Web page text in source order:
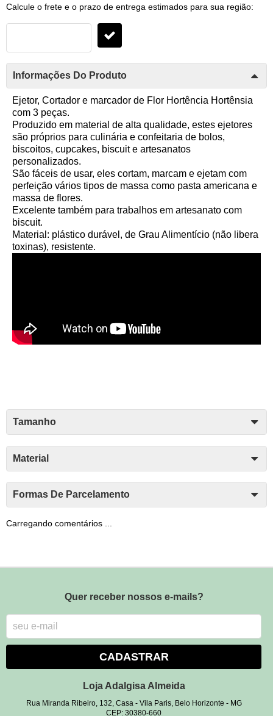
Calcule o frete e o prazo de entrega estimados para sua região:
Informações Do Produto
Ejetor, Cortador e marcador de Flor Hortência Hortênsia
com 3 peças.
Produzido em material de alta qualidade, estes ejetores
são próprios para culinária e confeitaria de bolos,
biscoitos, cupcakes, biscuit e artesanatos
personalizados.
São fáceis de usar, eles cortam, marcam e ejetam com
perfeição vários tipos de massa como pasta americana e
massa de flores.
Excelente também para trabalhos em artesanato com
biscuit.
Material: plástico durável, de Grau Alimentício (não libera
toxinas), resistente.
Tamanho
Material
Formas De Parcelamento
Carregando comentários ...
Quer receber nossos e-mails?
CADASTRAR
Loja Adalgisa Almeida
Rua Miranda Ribeiro, 132, Casa- Vila Paris, Belo Horizonte - MG
CEP: 30380-660